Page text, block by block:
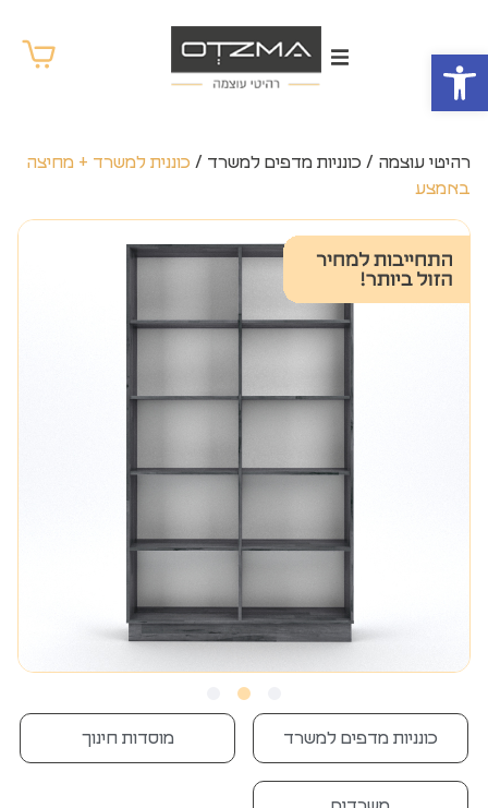
פתח סרגל נגישות
רהיטי עוצמה / כונניות מדפים למשרד / כוננית למשרד + מחיצה
באמצע
כונניות מדפים למשרד מוסדות חינוך